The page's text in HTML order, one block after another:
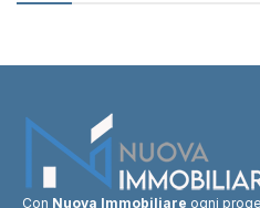
Con Nuova Immobiliare ogni